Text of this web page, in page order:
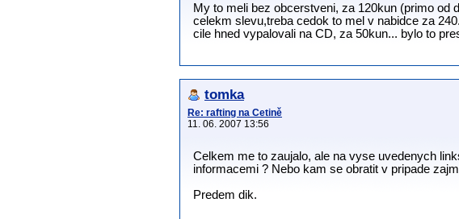
My to meli bez obcerstveni, za 120kun (primo od
celekm slevu,treba cedok to mel v nabidce za
cile hned vypalovali na CD, za 50kun... bylo to
tomka
Re: rafting na Cetině
11. 06. 2007 13:56
Celkem me to zaujalo, ale na vyse uvedenych
informacemi ? Nebo kam se obratit v pripade
Predem dik.